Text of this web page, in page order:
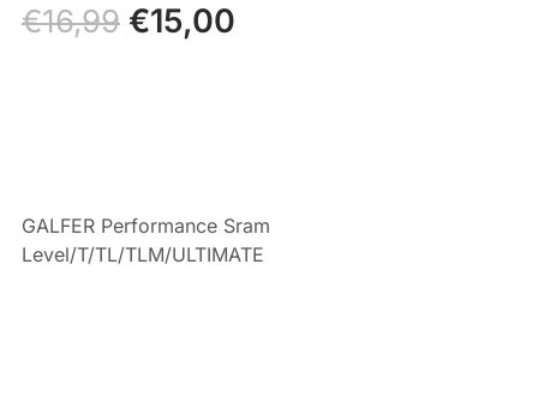
€16,99 Il
prezzo
€15,00Il
GALFER Performance Sram
Level/T/TL/TLM/ULTIMATE